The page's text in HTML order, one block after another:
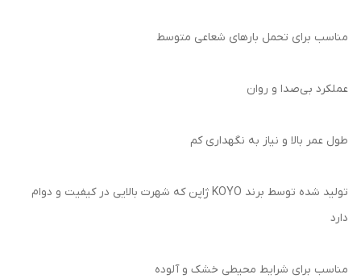
مناسب برای تحمل بارهای شعاعی متوسط
عملکرد بی‌صدا و روان
طول عمر بالا و نیاز به نگهداری کم
تولید شده توسط برند KOYO ژاپن که شهرت بالایی در کیفیت و دوام
دارد
مناسب برای شرایط محیطی خشک و آلوده